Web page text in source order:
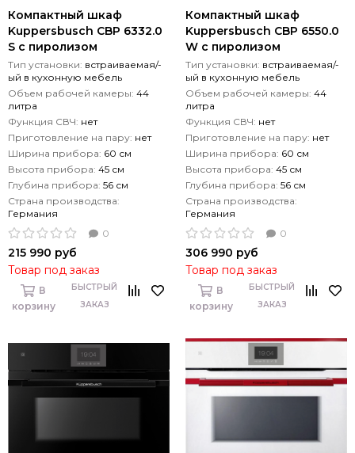
Компактный шкаф
Kuppersbusch CBP 6332.0
S с пиролизом
Тип установки: встраиваемая/-
ый в кухонную мебель
Объем рабочей камеры: 44
литра
Функция СВЧ: нет
Приготовление на пару: нет
Ширина прибора: 60 см
Высота прибора: 45 см
Глубина прибора: 56 см
Страна производства:
Германия
0
215 990 руб
Товар под заказ
В
корзину
БЫСТРЫЙ
ЗАКАЗ
Компактный шкаф
Kuppersbusch CBP 6550.0
W с пиролизом
Тип установки: встраиваемая/-
ый в кухонную мебель
Объем рабочей камеры: 44
литра
Функция СВЧ: нет
Приготовление на пару: нет
Ширина прибора: 60 см
Высота прибора: 45 см
Глубина прибора: 56 см
Страна производства:
Германия
0
306 990 руб
Товар под заказ
В
корзину
БЫСТРЫЙ
ЗАКАЗ